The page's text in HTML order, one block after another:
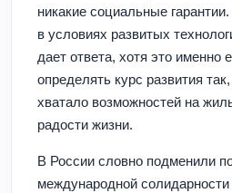
никакие социальные
в условиях развитых
дает ответа, хотя это именно
определять курс развития
хватало возможностей на
радости жизни.
В России словно подменили
международной